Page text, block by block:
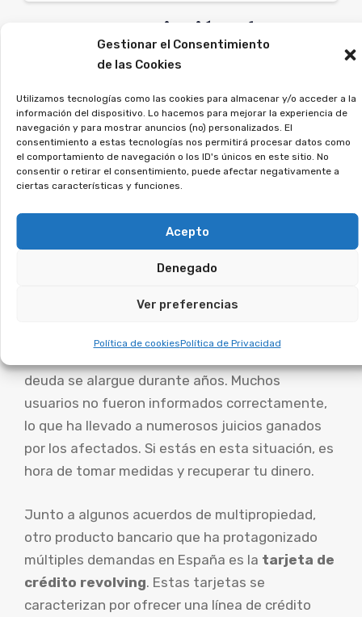
Gestionar el Consentimiento
de las Cookies
Utilizamos tecnologías como las cookies para almacenar y/o acceder a la
información del dispositivo. Lo hacemos para mejorar la experiencia de
navegación y para mostrar anuncios (no) personalizados. El
consentimiento a estas tecnologías nos permitirá procesar datos como
el comportamiento de navegación o los ID's únicos en este sitio. No
consentir o retirar el consentimiento, puede afectar negativamente a
ciertas características y funciones.
Acepto
Denegado
Ver preferencias
Política de cookiesPolítica de Privacidad
Desde la Asociación Afeban
asesoramos a quienes
firmaron este tipo de contratos
a recuperar su dinero.
Si firmaste un contrato así, deja tus datos, y
veremos si puedes reclamar.
¿Has tenido una tarjeta
revolving? Es posible
reclamar los intereses
que has pagado de más.
deuda se alargue durante años. Muchos
usuarios no fueron informados correctamente,
lo que ha llevado a numerosos juicios ganados
por los afectados. Si estás en esta situación, es
hora de tomar medidas y recuperar tu dinero.
Junto a algunos acuerdos de multipropiedad,
otro producto bancario que ha protagonizado
múltiples demandas en España es la tarjeta de
crédito revolving. Estas tarjetas se
caracterizan por ofrecer una línea de crédito